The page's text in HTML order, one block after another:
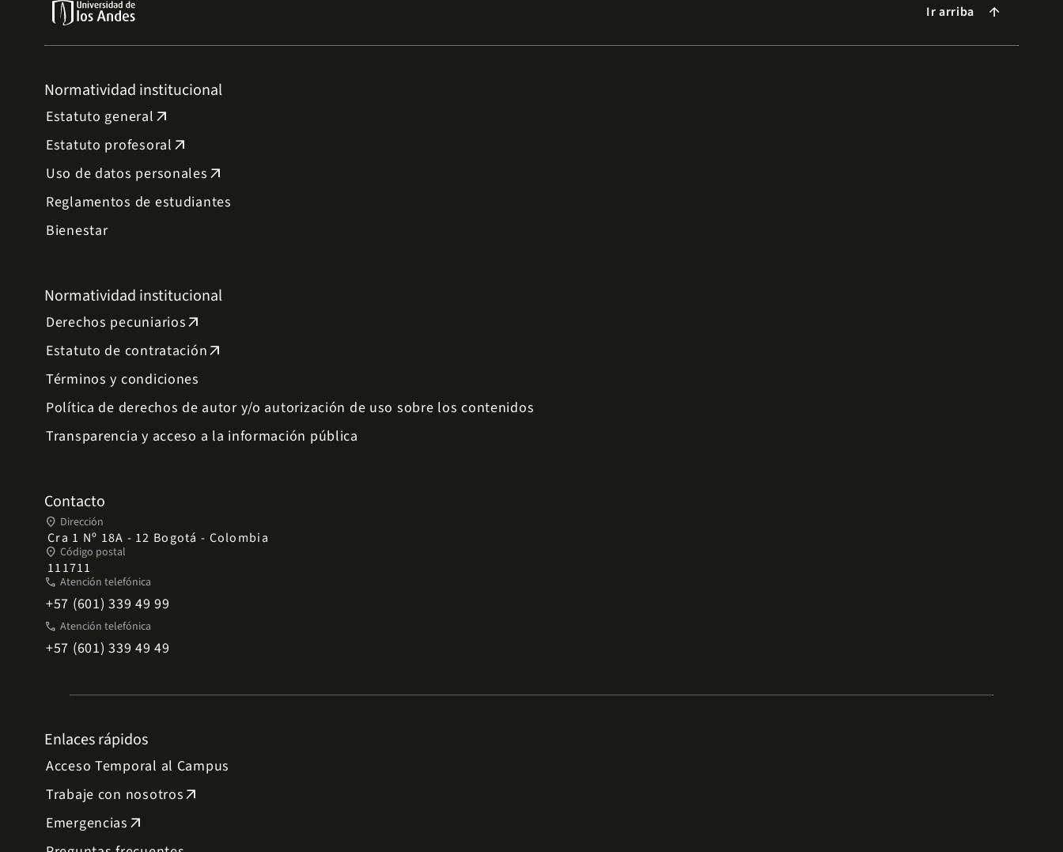
Ir arriba arrow_forward
Normatividad institucional
Estatuto general arrow_outward
Estatuto profesoral arrow_outward
Uso de datos personales arrow_outward
Reglamentos de estudiantes
Bienestar
Normatividad institucional
Derechos pecuniariosarrow_outward
Estatuto de contrataciónarrow_outward
Términos y condiciones
Política de derechos de autor y/o autorización de uso sobre los contenidos
Transparencia y acceso a la información pública
Contacto
place Dirección
Cra 1 Nº 18A - 12 Bogotá - Colombia
place Código postal
111711
phone Atención telefónica
+57 (601) 339 49 99
phone Atención telefónica
+57 (601) 339 49 49
Enlaces rápidos
Acceso Temporal al Campus
Trabaje con nosotrosarrow_outward
Emergencias arrow_outward